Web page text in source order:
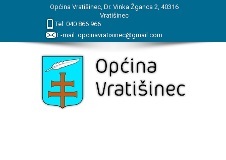
Općina Vratišinec, Dr. Vinka Žganca 2, 40316
Vratišinec
Tel: 040 866 966
E-mail: opcinavratisinec@gmail.com